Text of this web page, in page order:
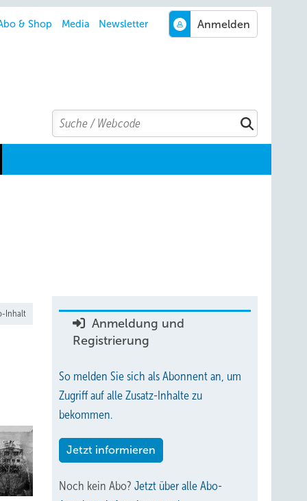
& Shop Media Newsletter
Search
Suchen
Inhalt
Anmeldung und
Registrierung
So melden Sie sich als Abonnent an, um
Zugriff auf alle Zusatz-Inhalte zu
bekommen.
Jetzt informieren
Noch kein Abo? Jetzt über alle Abo-